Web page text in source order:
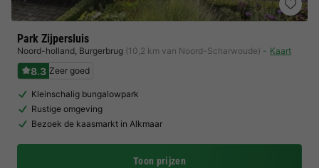
Park Zijpersluis
Noord-holland, Burgerbrug (10,2 km van Noord-Scharwoude) Kaart
8.3 Zeer goed
Kleinschalig bungalowpark
Rustige omgeving
Bezoek de kaasmarkt in Alkmaar
Toon prijzen